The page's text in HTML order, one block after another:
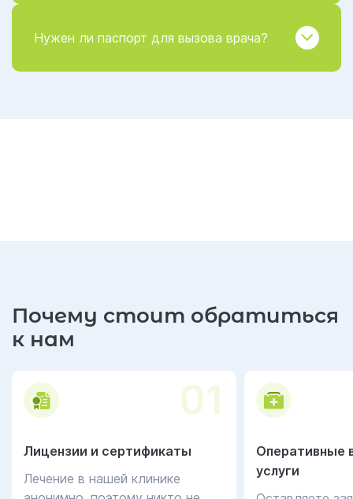
Нужен ли паспорт для вызова врача?
Почему стоит обратиться
к нам
01
Лицензии и сертификаты
Лечение в нашей клинике
Оперативные
услуги